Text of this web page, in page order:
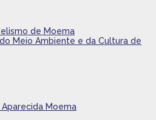
de Moema
Meio Ambiente e da Cultura de
Aparecida Moema